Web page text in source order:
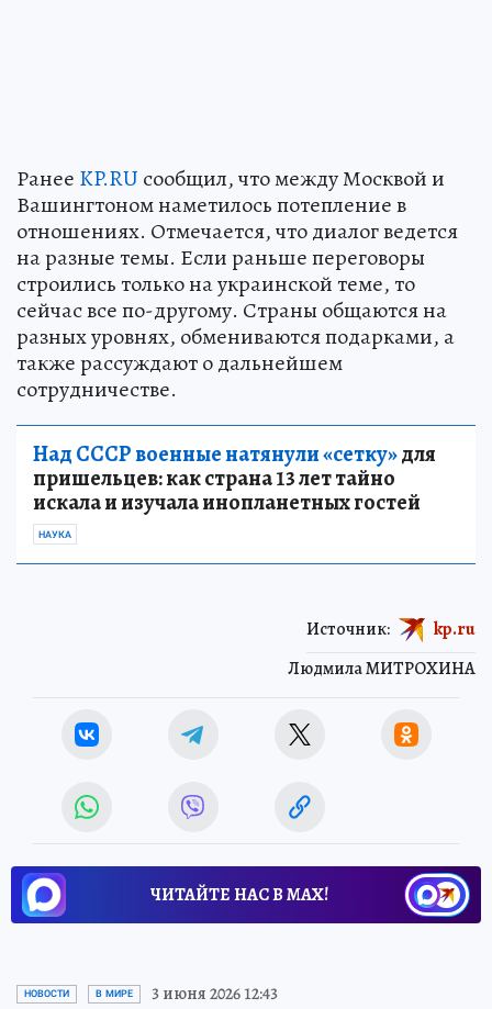
Ранее KP.RU сообщил, что между Москвой и
Вашингтоном наметилось потепление в
отношениях. Отмечается, что диалог ведется
на разные темы. Если раньше переговоры
строились только на украинской теме, то
сейчас все по-другому. Страны общаются на
разных уровнях, обмениваются подарками, а
также рассуждают о дальнейшем
сотрудничестве.
Над СССР военные натянули «сетку»для
пришельцев: как страна 13 лет тайно
искала и изучала инопланетных гостей
НАУКА
Людмила МИТРОХИНА
Источник: kp.ru
ЧИТАЙТЕ НАС В МАХ!
НОВОСТИ В МИРЕ 3 июня 2026 12:43